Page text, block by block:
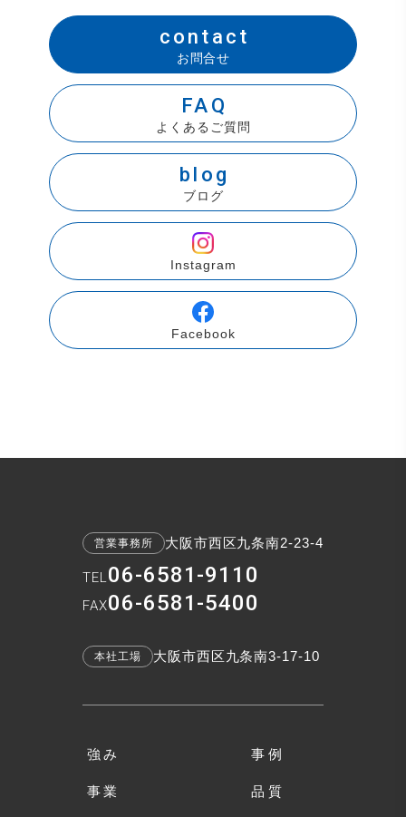
contact
お問合せ
FAQ
よくあるご質問
blog
ブログ
Instagram
Facebook
営業事務所 大阪市西区九条南2-23-4
TEL06-6581-9110
FAX06-6581-5400
本社工場 大阪市西区九条南3-17-10
強み
事業
事例
品質